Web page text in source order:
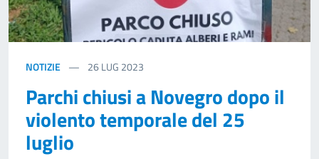
NOTIZIE 26LUG 2023
Parchi chiusi a Novegro dopo il
violento temporale del 25
luglio